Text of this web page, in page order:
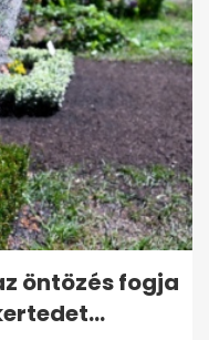
öntözés fogja